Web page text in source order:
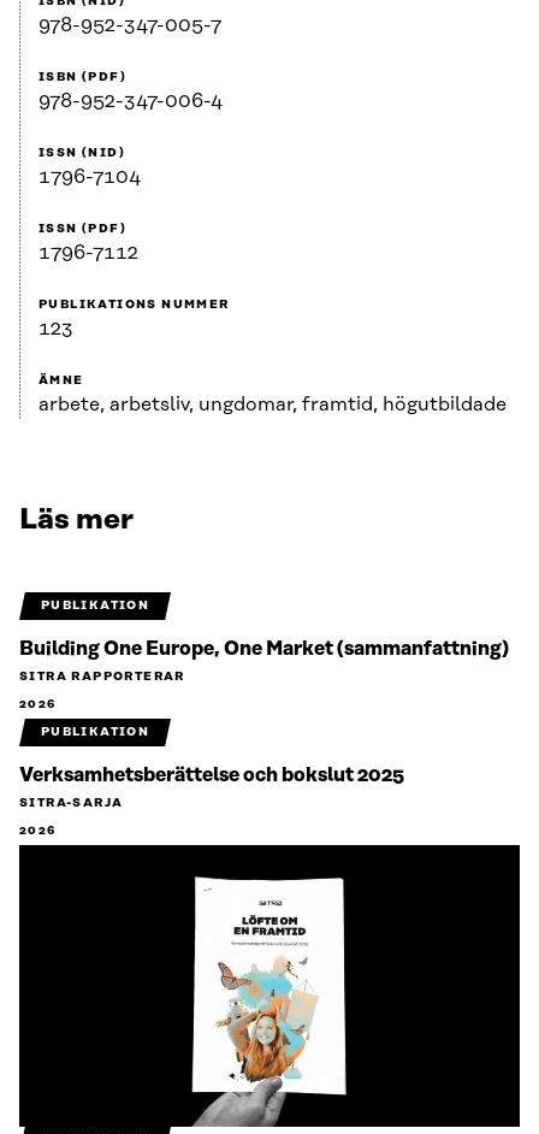
978-952-347-005-7
ISBN (PDF)
978-952-347-006-4
ISSN (NID)
1796-7104
ISSN (PDF)
1796-7112
PUBLIKATIONS NUMMER
123
ÄMNE
arbete, arbetsliv, ungdomar, framtid, högutbildade
Läs mer
PUBLIKATION
Building One Europe, One Market (sammanfattning)
SITRA RAPPORTERAR
2026
PUBLIKATION
Verksamhetsberättelse och bokslut 2025
SITRA-SARJA
2026